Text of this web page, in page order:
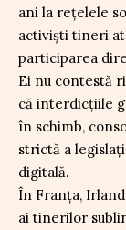
ani la rețelele
activiști tineri
participarea
Ei nu contestă
că interdicțiile
în schimb,
strictă a
digitală.
În Franța,
ai tinerilor